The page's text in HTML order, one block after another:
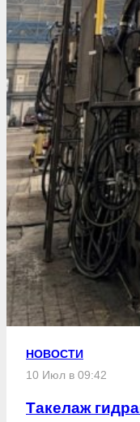
НОВОСТИ
10 Июл в 09:42
Такелаж